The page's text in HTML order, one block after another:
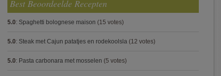
Best Beoordeelde Recepten
5.0: Spaghetti bolognese maison (15 votes)
5.0: Steak met Cajun patatjes en rodekoolsla (12 votes)
5.0: Pasta carbonara met mosselen (5 votes)